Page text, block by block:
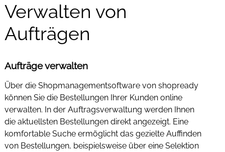
Verwalten von
Aufträgen
Aufträge verwalten
Über die Shopmanagementsoftware von shopready
können Sie die Bestellungen Ihrer Kunden online
verwalten. In der Auftragsverwaltung werden Ihnen
die aktuellsten Bestellungen direkt angezeigt. Eine
komfortable Suche ermöglicht das gezielte Auffinden
von Bestellungen, beispielsweise über eine Selektion